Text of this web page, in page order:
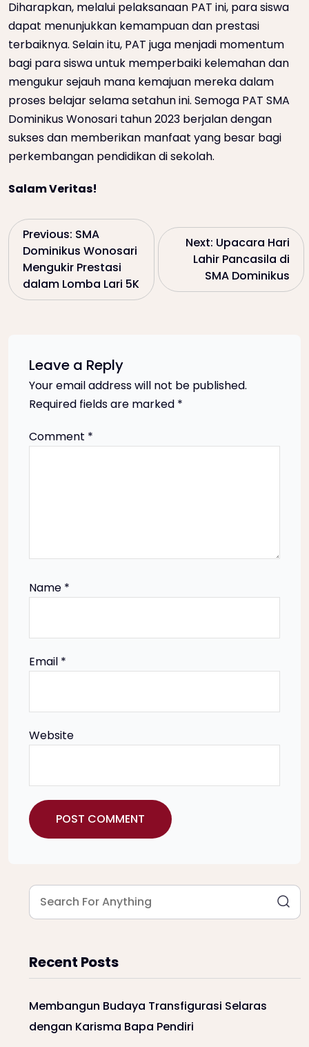
Diharapkan, melalui pelaksanaan PAT ini, para siswa
dapat menunjukkan kemampuan dan prestasi
terbaiknya. Selain itu, PAT juga menjadi momentum
bagi para siswa untuk memperbaiki kelemahan dan
mengukur sejauh mana kemajuan mereka dalam
proses belajar selama setahun ini. Semoga PAT SMA
Dominikus Wonosari tahun 2023 berjalan dengan
sukses dan memberikan manfaat yang besar bagi
perkembangan pendidikan di sekolah.
Salam Veritas!
P
s
Previous: SMA
Dominikus Wonosari
Mengukir Prestasi
dalam Lomba Lari 5K
Next: Upacara Hari
Lahir Pancasila di
SMA Dominikus
Leave a Reply
Your email address will not be published.
Required fields are marked *
Comment *
Name *
Email *
Website
Recent Posts
Membangun Budaya Transfigurasi Selaras
dengan Karisma Bapa Pendiri